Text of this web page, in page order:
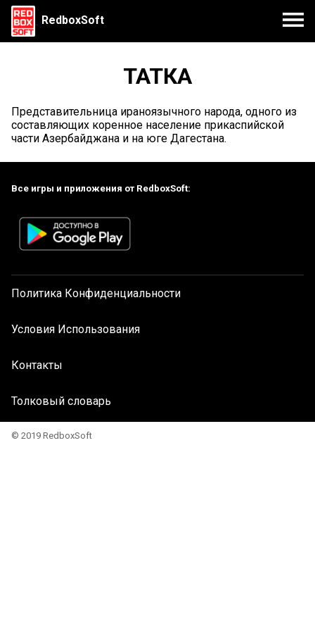
RedboxSoft
ТАТКА
Представительница ираноязычного народа, одного из
составляющих коренное население прикаспийской
части Азербайджана и на юге Дагестана.
Все игры и приложения от RedboxSoft:
Политика Конфиденциальности
Условия Использования
Контакты
Толковый словарь
© 2019 RedboxSoft